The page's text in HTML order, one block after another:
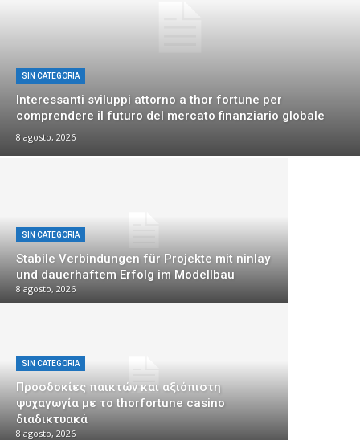
SIN CATEGORIA
Interessanti sviluppi attorno a thor fortune per
comprendere il futuro del mercato finanziario globale
8 agosto, 2026
SIN CATEGORIA
Stabile Verbindungen für Projekte mit ninlay
und dauerhaftem Erfolg im Modellbau
8 agosto, 2026
SIN CATEGORIA
Προσδοκίες παικτών και αξιόπιστη
ψυχαγωγία με το thorfortune casino
διαδικτυακά
8 agosto, 2026